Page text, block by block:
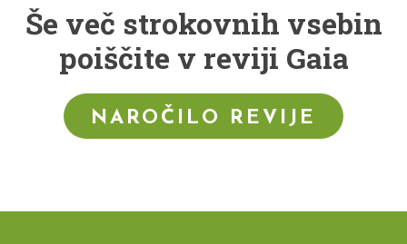
Še več strokovnih vsebin
poiščite v reviji Gaia
NAROČILO REVIJE